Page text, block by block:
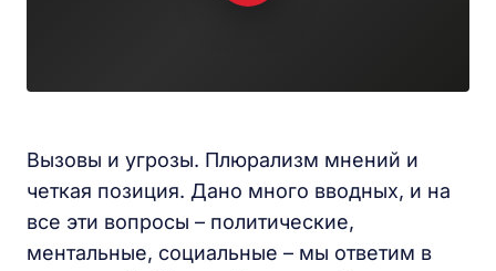
Вызовы и угрозы. Плюрализм мнений и
четкая позиция. Дано много вводных, и на
все эти вопросы – политические,
ментальные, социальные – мы ответим в